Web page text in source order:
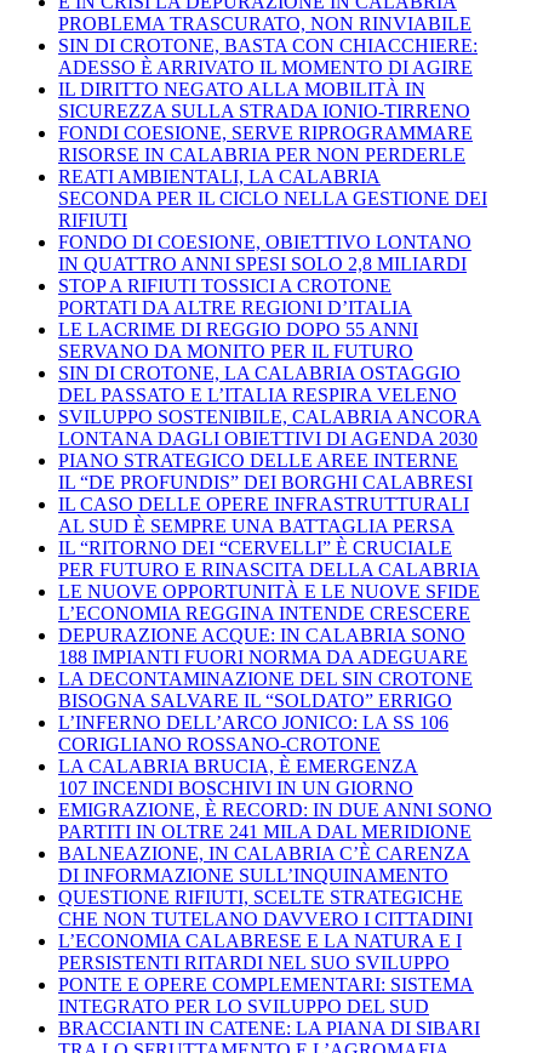
PROBLEMA TRASCURATO, NON RINVIABILE
SIN DI CROTONE, BASTA CON CHIACCHIERE:
ADESSO È ARRIVATO IL MOMENTO DI AGIRE
IL DIRITTO NEGATO ALLA MOBILITÀ IN
SICUREZZA SULLA STRADA IONIO-TIRRENO
FONDI COESIONE, SERVE RIPROGRAMMARE
RISORSE IN CALABRIA PER NON PERDERLE
REATI AMBIENTALI, LA CALABRIA
SECONDA PER IL CICLO NELLA GESTIONE DEI
RIFIUTI
FONDO DI COESIONE, OBIETTIVO LONTANO
IN QUATTRO ANNI SPESI SOLO 2,8 MILIARDI
STOP A RIFIUTI TOSSICI A CROTONE
PORTATI DA ALTRE REGIONI D’ITALIA
LE LACRIME DI REGGIO DOPO 55 ANNI
SERVANO DA MONITO PER IL FUTURO
SIN DI CROTONE, LA CALABRIA OSTAGGIO
DEL PASSATO E L’ITALIA RESPIRA VELENO
SVILUPPO SOSTENIBILE, CALABRIA ANCORA
LONTANA DAGLI OBIETTIVI DI AGENDA 2030
PIANO STRATEGICO DELLE AREE INTERNE
IL “DE PROFUNDIS” DEI BORGHI CALABRESI
IL CASO DELLE OPERE INFRASTRUTTURALI
AL SUD È SEMPRE UNA BATTAGLIA PERSA
IL “RITORNO DEI “CERVELLI” È CRUCIALE
PER FUTURO E RINASCITA DELLA CALABRIA
LE NUOVE OPPORTUNITÀ E LE NUOVE SFIDE
L’ECONOMIA REGGINA INTENDE CRESCERE
DEPURAZIONE ACQUE: IN CALABRIA SONO
188 IMPIANTI FUORI NORMA DA ADEGUARE
LA DECONTAMINAZIONE DEL SIN CROTONE
BISOGNA SALVARE IL “SOLDATO” ERRIGO
L’INFERNO DELL’ARCO JONICO: LA SS 106
CORIGLIANO ROSSANO-CROTONE
LA CALABRIA BRUCIA, È EMERGENZA
107 INCENDI BOSCHIVI IN UN GIORNO
EMIGRAZIONE, È RECORD: IN DUE ANNI SONO
PARTITI IN OLTRE 241 MILA DAL MERIDIONE
BALNEAZIONE, IN CALABRIA C’È CARENZA
DI INFORMAZIONE SULL’INQUINAMENTO
QUESTIONE RIFIUTI, SCELTE STRATEGICHE
CHE NON TUTELANO DAVVERO I CITTADINI
L’ECONOMIA CALABRESE E LA NATURA E I
PERSISTENTI RITARDI NEL SUO SVILUPPO
PONTE E OPERE COMPLEMENTARI: SISTEMA
INTEGRATO PER LO SVILUPPO DEL SUD
BRACCIANTI IN CATENE: LA PIANA DI SIBARI